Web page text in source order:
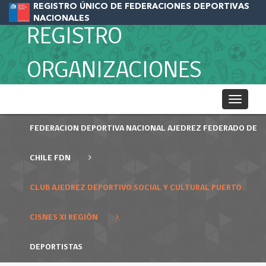
REGISTRO ÚNICO DE FEDERACIONES DEPORTIVAS
NACIONALES
REGISTRO
ORGANIZACIONES
Toggle
FEDERACION DEPORTIVA NACIONAL AJEDREZ FEDERADO DE
CHILE FDN
CLUB AJEDREZ DEPORTIVO SOCIAL Y CULTURAL PUERTO
CISNES XI REGIÓN
DEPORTISTAS